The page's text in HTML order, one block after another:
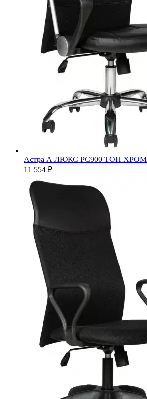
Астра А ЛЮКС РС900 ТОП ХРОМ
11 554 ₽